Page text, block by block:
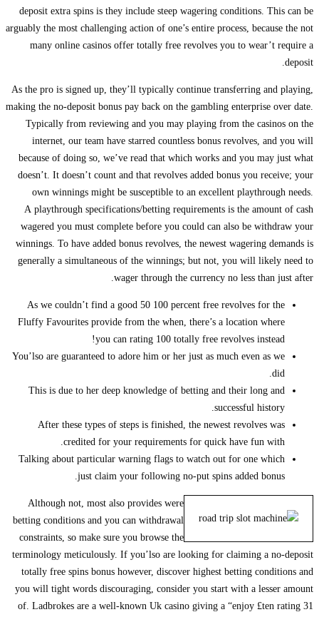
deposit extra spins is they include steep wagering conditions. This can be
arguably the most challenging action of one’s entire process, because the not
many online casinos offer totally free revolves you to wear’t require a
deposit.
As the pro is signed up, they’ll typically continue transferring and playing,
making the no-deposit bonus pay back on the gambling enterprise over date.
Typically from reviewing and you may playing from the casinos on the
internet, our team have starred countless bonus revolves, and you will
because of doing so, we’ve read that which works and you may just what
doesn’t. It doesn’t count and that revolves added bonus you receive; your
own winnings might be susceptible to an excellent playthrough needs.
A playthrough specifications/betting requirements is the amount of cash
wagered you must complete before you could can also be withdraw your
winnings. To have added bonus revolves, the newest wagering demands is
generally a simultaneous of the winnings; but not, you will likely need to
wager through the currency no less than just after.
As we couldn’t find a good 50 100 percent free revolves for the
Fluffy Favourites provide from the when, there’s a location where
you can rating 100 totally free revolves instead!
You’lso are guaranteed to adore him or her just as much even as we
did.
This is due to her deep knowledge of betting and their long and
successful history.
After these types of steps is finished, the newest revolves was
credited for your requirements for quick have fun with.
Talking about particular warning flags to watch out for one which
just claim your following no-put spins added bonus.
Although not, most also provides were
betting conditions and you can withdrawal
constraints, so make sure you browse the
terminology meticulously. If you’lso are looking for claiming a no-deposit
totally free spins bonus however, discover highest betting conditions and
you will tight words discouraging, consider you start with a lesser amount
of. Ladbrokes are a well-known Uk casino giving a “enjoy £ten rating 31